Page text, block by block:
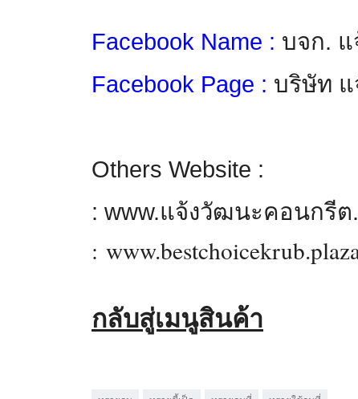
Facebook Name : บจก.
Facebook Page : บริษัท
Others Website :
: www.แจ้งวัฒนะคอนกรีต
:
กลับสู่เมนูสินค้า